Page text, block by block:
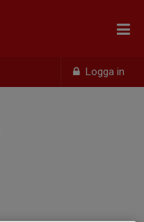
Logga in